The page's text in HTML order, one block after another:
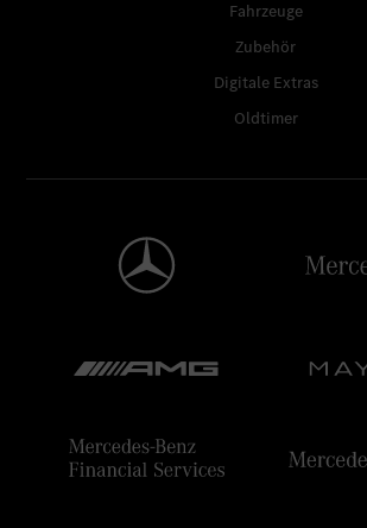
Fahrzeuge
Zubehör
Digitale Extras
Oldtimer